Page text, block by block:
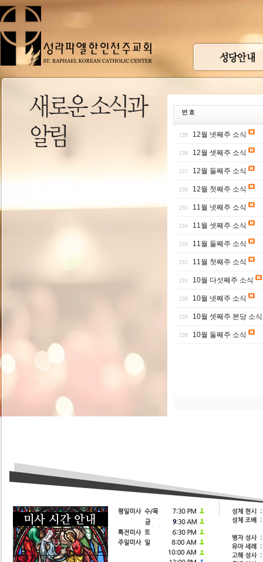
239 12월 넷째주 소식
238 12월 셋째주 소식
237 12월 둘째주 소식
236 12월 첫째주 소식
235 11월 넷째주 소식
234 11월 셋째주 소식
233 11월 둘째주 소식
232 11월 첫째주 소식
231 10월 다섯째주 소식
230 10월 넷째주 소식
229 10월 셋째주 본당 소식
228 10월 둘째주 소식